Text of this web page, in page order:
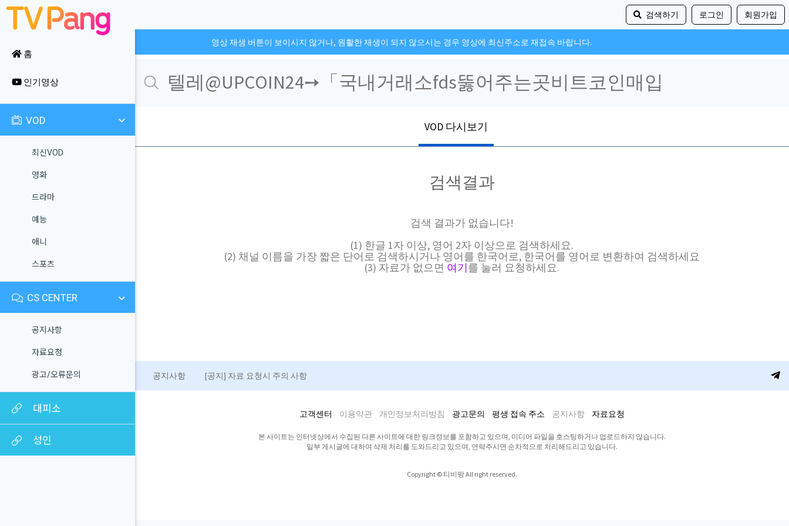
검색하기 로그인 회원가입
홈
인기영상
VOD
최신VOD
영화
드라마
예능
애니
스포츠
CS CENTER
공지사항
자료요청
광고/오류문의
대피소
성인
영상 재생 버튼이 보이시지 않거나, 원활한 재생이 되지 않으시는 경우 영상에 최신주소로 재접속 바랍니다.
VOD 다시보기
검색결과
검색 결과가 없습니다!
(1) 한글 1자 이상, 영어 2자 이상으로 검색하세요.
(2) 채널 이름을 가장 짧은 단어로 검색하시거나 영어를 한국어로, 한국어를 영어로 변환하여 검색하세요
(3) 자료가 없으면 여기를 눌러 요청하세요.
공지사항 [공지] 자료 요청시 주의 사항
고객센터 이용약관 개인정보처리방침 광고문의 평생 접속 주소 공지사항 자료요청
본 사이트는 인터넷상에서 수집된 다른 사이트에 대한 링크정보를 포함하고 있으며, 미디어 파일을 호스팅하거나 업로드하지 않습니다.
일부 게시글에 대하여 삭제 처리를 도와드리고 있으며, 연락주시면 순차적으로 처리해드리고 있습니다.
Copyright © 티비팡 All right reserved.